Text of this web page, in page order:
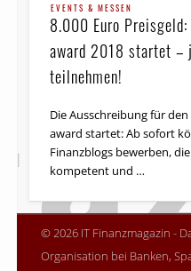
EVENTS & MESSEN
8.000 Euro
award 2018 startet –
teilnehmen!
Die Ausschreibung für
award startet: Ab sofort
Finanzblogs bewerben,
kompetent und …
© 2026 IT Finanzmagazin -
Organisation bei Banken,